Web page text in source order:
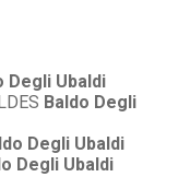
Degli Ubaldi
Baldo Degli
Degli Ubaldi
Degli Ubaldi